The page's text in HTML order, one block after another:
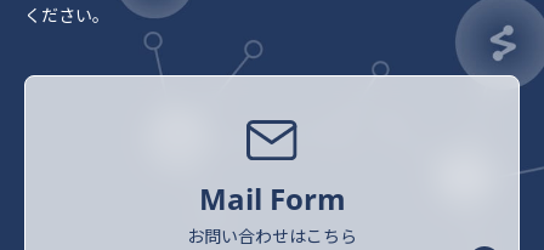
ください。
Mail Form
お問い合わせはこちら